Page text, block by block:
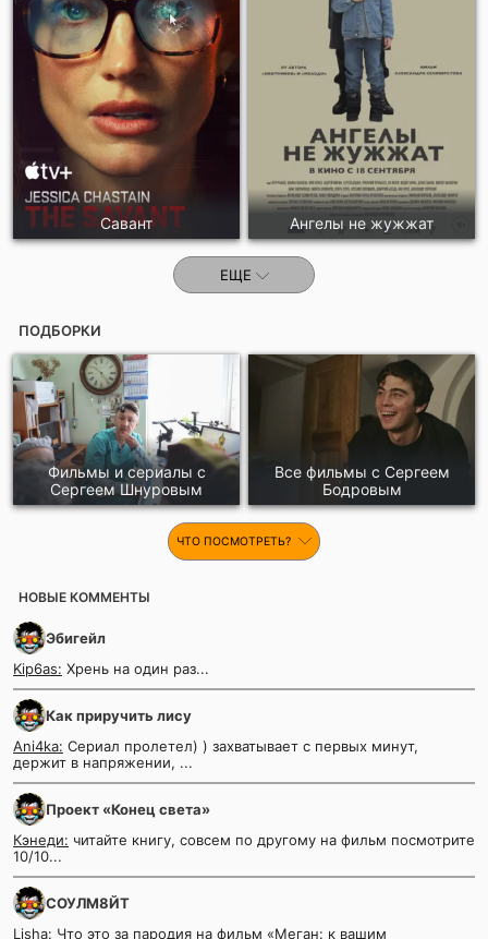
Савант Ангелы не жужжат
ЕЩЕ
ПОДБОРКИ
Фильмы и сериалы с
Сергеем Шнуровым
Все фильмы с Сергеем
Бодровым
ЧТО ПОСМОТРЕТЬ?
НОВЫЕ КОММЕНТЫ
Эбигейл
Kip6as: Хрень на один раз...
Как приручить лису
Ani4ka: Сериал пролетел) ) захватывает с первых минут,
держит в напряжении, ...
Проект «Конец света»
Кэнеди: читайте книгу, совсем по другому на фильм посмотрите
10/10...
СОУЛМ8ЙТ
Lisha: Что это за пародия на фильм «Меган: к вашим